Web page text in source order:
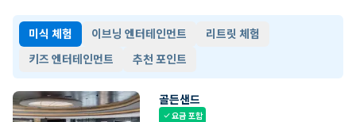
미식 체험 이브닝 엔터테인먼트
리트릿 체험
키즈 엔터테인먼트
추천 포인트
골든샌드
check요금 포함